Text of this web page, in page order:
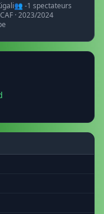
👥 -1 spectateurs
· 2023/2024